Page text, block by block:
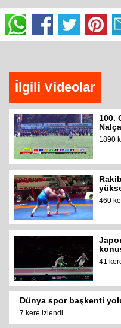
İlgili Videolar
100.
1890
460
41
Dünya spor başkenti
7 kere izlendi